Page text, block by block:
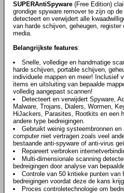
SUPERAntiSpyware (Free Edition)
grondige spyware remover te zijn op
detecteert en verwijdert alle
van harde schijven, geheugen, register
media.
Belangrijkste features:
Snelle, volledige en handmatige
harde schijven, portable schijven,
individuele mappen en meer! Inclusief
items en uitsluiting van bepaalde
volledig aangepast scannen!
Detecteert en verwijdert Spyware,
Malware, Trojans, Dialers, Wormen,
HiJackers, Parasites, Rootkits en een
andere type bedreigingen.
Gebruikt weinig systeembronnen en
computer niet vertragen zoals veel
bestaande anti-spyware of anti-virus
Repareert verbroken
Multi-dimensionale scanning
bedreigingen door analyse van
Controle van 50 kritieke punten
bedreigingen voordat deze de kans
Proces controletechnologie om